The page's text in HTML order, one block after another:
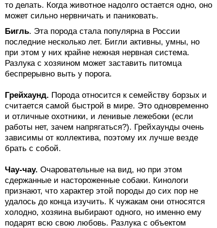
то делать. Когда животное надолго остается одно, оно
может сильно нервничать и паниковать.
Бигль. Эта порода стала популярна в России
последние несколько лет. Бигли активны, умны, но
при этом у них крайне нежная нервная система.
Разлука с хозяином может заставить питомца
беспрерывно выть у порога.
Грейхаунд. Порода относится к семейству борзых и
считается самой быстрой в мире. Это одновременно
и отличные охотники, и ленивые лежебоки (если
работы нет, зачем напрягаться?). Грейхаунды очень
зависимы от коллектива, поэтому их лучше везде
брать с собой.
Чау-чау. Очаровательные на вид, но при этом
сдержанные и настороженные собаки. Кинологи
признают, что характер этой породы до сих пор не
удалось до конца изучить. К чужакам они относятся
холодно, хозяина выбирают одного, но именно ему
подарят всю свою любовь. Разлука с объектом